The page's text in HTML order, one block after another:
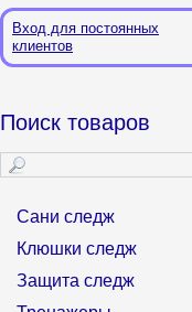
Вход для постоянных
клиентов
Поиск товаров
Сани следж
Клюшки следж
Защита следж